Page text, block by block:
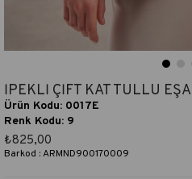
İPEKLİ ÇİFT KAT TÜLLÜ
Ürün Kodu: 0017E
Renk Kodu: 9
₺825,00
Barkod :ARMND900170009